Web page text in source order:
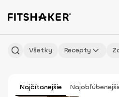
Všetky Recepty
Najčítanejšie